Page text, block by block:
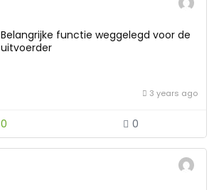
Belangrijke functie weggelegd voor de
uitvoerder
3 years ago
0 0